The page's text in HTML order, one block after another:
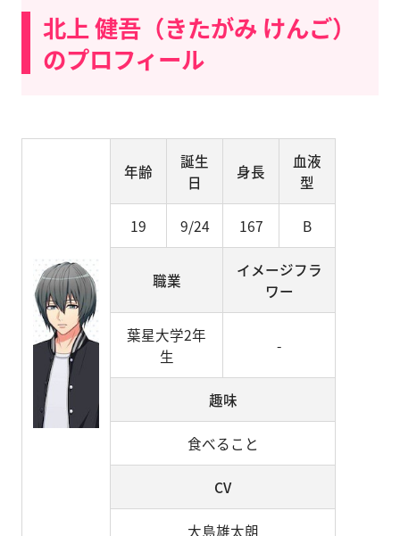
北上 健吾（きたがみ けんご）
のプロフィール
年齢
誕生
日
身長
血液
型
19 9/24 167 B
職業
イメージフラ
ワー
葉星大学2年
生
-
趣味
食べること
CV
大島雄太朗